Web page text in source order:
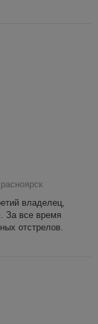
владелец,
За все время
отстрелов.